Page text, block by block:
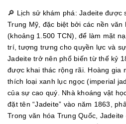
🔎 Lịch sử khám phá: Jadeite
Trung Mỹ, đặc biệt bởi các nền văn
(khoảng 1.500 TCN), để làm mặt
trí, tượng trưng cho quyền lực và
Jadeite trở nên phổ biến từ thế kỷ
được khai thác rộng rãi. Hoàng gia
thích loại xanh lục ngọc (imperial
của sự cao quý. Nhà khoáng vật
đặt tên “Jadeite” vào năm 1863,
Trong văn hóa Trung Quốc,